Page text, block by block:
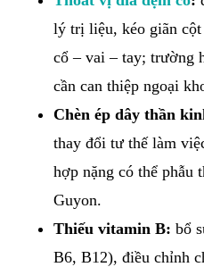
lý trị liệu, kéo giãn cột
cổ – vai – tay; trường
cần can thiệp ngoại
Chèn ép dây thần
thay đổi tư thế làm
hợp nặng có thể phẫu
Guyon.
Thiếu vitamin B: bổ
B6, B12), điều chỉnh